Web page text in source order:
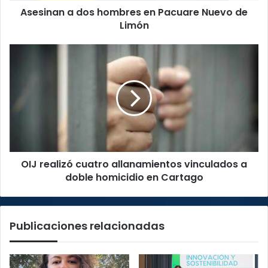
Asesinan a dos hombres en Pacuare Nuevo de
Limón
en
Cartago
OIJ realizó cuatro allanamientos vinculados a
doble homicidio en Cartago
Publicaciones relacionadas